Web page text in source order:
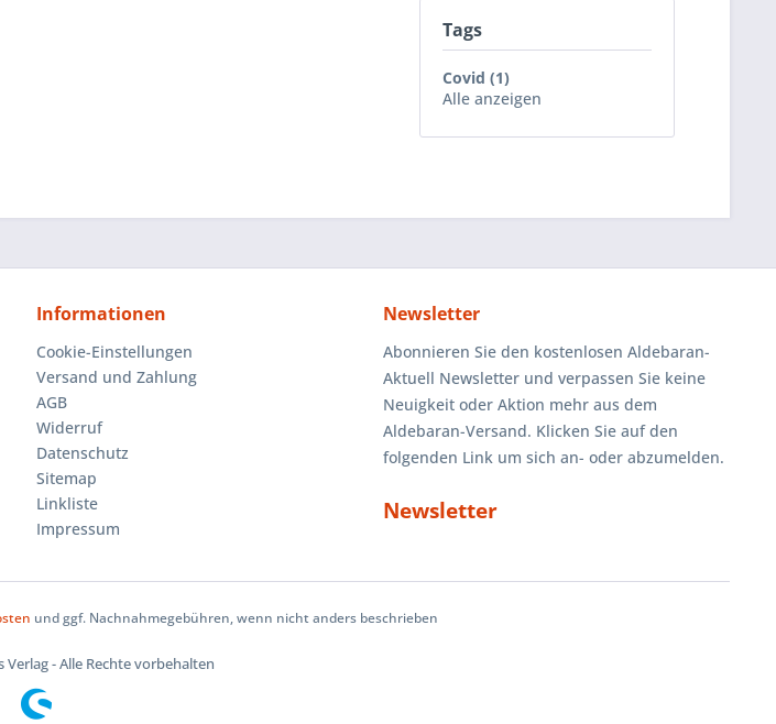
Tags
Covid (1)
Alle anzeigen
Informationen
Cookie-Einstellungen
Versand und Zahlung
AGB
Widerruf
Datenschutz
Sitemap
Linkliste
Impressum
Newsletter
Abonnieren Sie den kostenlosen Aldebaran-
Aktuell Newsletter und verpassen Sie keine
Neuigkeit oder Aktion mehr aus dem
Aldebaran-Versand. Klicken Sie auf den
folgenden Link um sich an- oder abzumelden.
Newsletter
und ggf. Nachnahmegebühren, wenn nicht anders beschrieben
- Alle Rechte vorbehalten